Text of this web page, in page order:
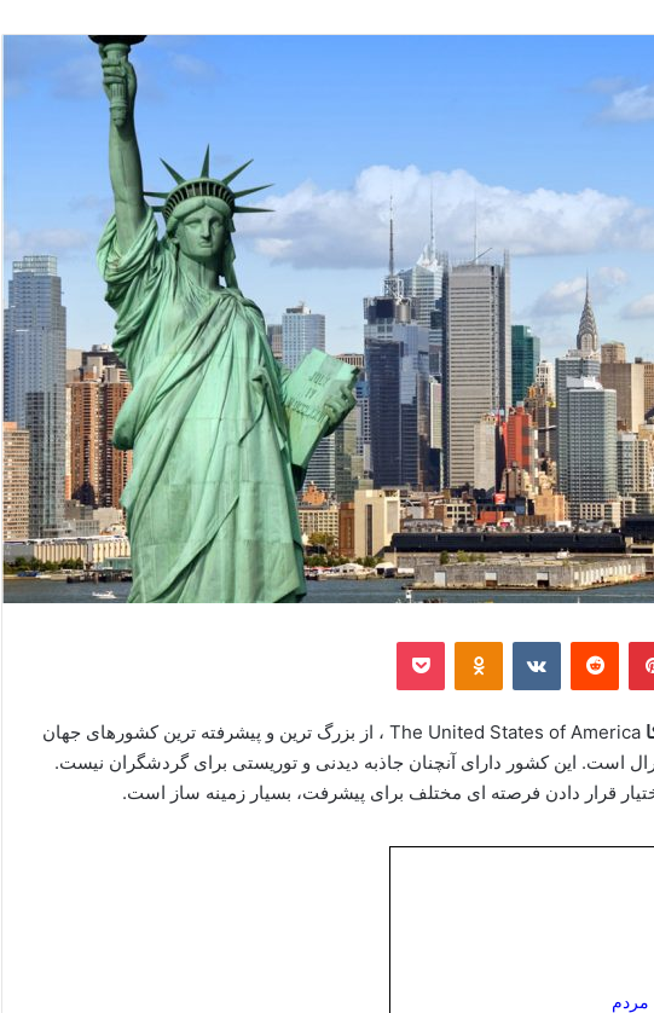
‫پین‌ترست‫رددیت ‫VKontakte
‫Odnoklassniki
پاکت
The United States of America ، از بزرگ ترین و پیشرفته ترین کشورهای جهان
منطقه فدرال است. این کشور دارای آنچنان جاذبه دیدنی و توریستی برای گردشگران نیست.
قرار دادن فرصته ای مختلف برای پیشرفت، بسیار زمینه ساز است.
مردم